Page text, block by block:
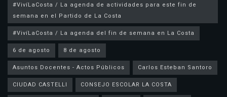
#VivíLaCosta / La agenda de actividades para este fin de
semana en el Partido de La Costa
#VivíLaCosta / La agenda del fin de semana en La Costa
6 de agosto
8 de agosto
Asuntos Docentes - Actos Públicos
Carlos Esteban Santoro
CIUDAD CASTELLI
CONSEJO ESCOLAR LA COSTA